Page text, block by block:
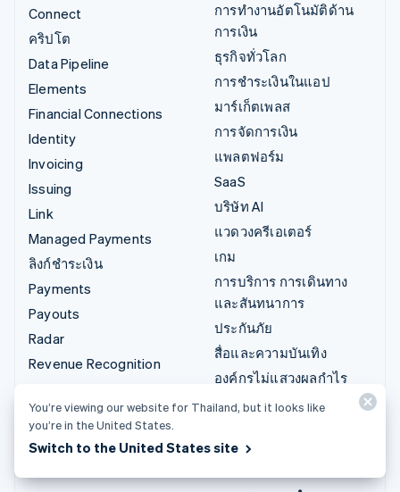
Connect
คริปโต
Data Pipeline
Elements
Financial Connections
Identity
Invoicing
Issuing
Link
Managed Payments
ลิงก์ชำระเงิน
Payments
Payouts
Radar
Revenue Recognition
Tax
Terminal
การทำงานอัตโนมัติด้าน
การเงิน
ธุรกิจทั่วโลก
การชำระเงินในแอป
มาร์เก็ตเพลส
การจัดการเงิน
แพลตฟอร์ม
SaaS
บริษัท AI
แวดวงครีเอเตอร์
เกม
การบริการ การเดินทาง
และสันทนาการ
ประกันภัย
สื่อและความบันเทิง
องค์กรไม่แสวงผลกำไร
บริการเฉพาะทาง
ธุรกิจค้าปลีก
You’re viewing our website for Thailand, but it looks like
you’re in the United States.
Switch to the United States site